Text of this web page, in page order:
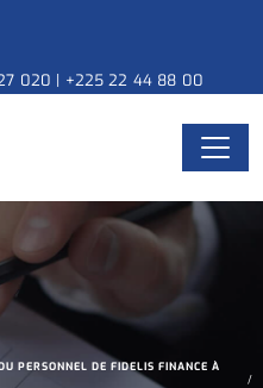
020 | +225 22 44 88 00
PERSONNEL DE FIDELIS FINANCE À